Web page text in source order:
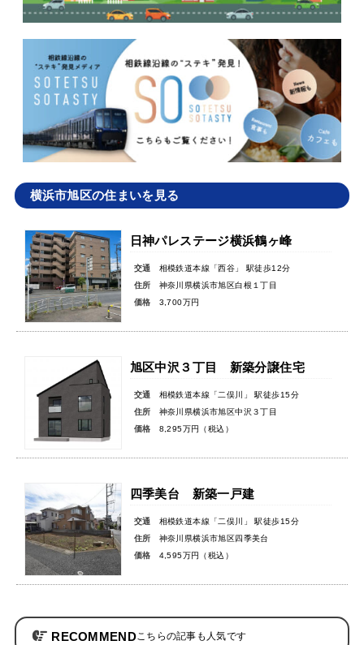
横浜市旭区の住まいを見る
日神パレステージ横浜鶴ヶ峰
交通
相模鉄道本線「西谷」 駅徒歩12分
住所
神奈川県横浜市旭区白根１丁目
価格
3,700万円
旭区中沢３丁目 新築分譲住宅
交通
相模鉄道本線「二俣川」 駅徒歩15分
住所
神奈川県横浜市旭区中沢３丁目
価格
8,295万円（税込）
四季美台 新築一戸建
交通
相模鉄道本線「二俣川」 駅徒歩15分
住所
神奈川県横浜市旭区四季美台
価格
4,595万円（税込）
RECOMMEND